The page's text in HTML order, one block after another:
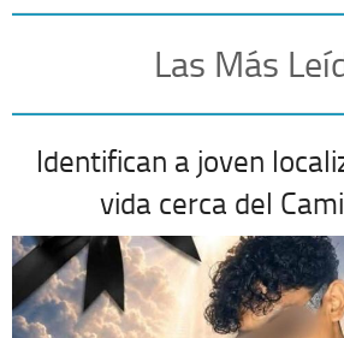
Las Más
Identifican a joven
vida cerca del